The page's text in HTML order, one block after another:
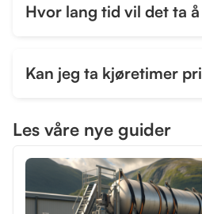
Hvor lang tid vil det ta
Kan jeg ta kjøretimer
Les våre nye guider